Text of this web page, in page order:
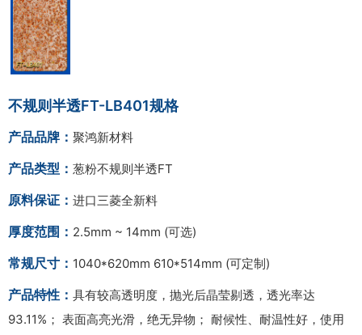
不规则半透FT-LB401规格
产品品牌： 聚鸿新材料
产品类型： 葱粉不规则半透FT
原料保证： 进口三菱全新料
厚度范围： 2.5mm ~ 14mm (可选)
常规尺寸： 1040*620mm 610*514mm (可定制)
产品特性： 具有较高透明度，抛光后晶莹剔透，透光率达
93.11%； 表面高亮光滑，绝无异物； 耐候性、耐温性好，使用